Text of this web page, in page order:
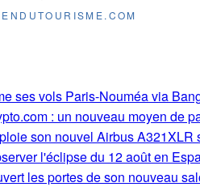
ses vols Paris-Nouméa via
: un nouveau moyen de
son nouvel Airbus A321XLR
l'éclipse du 12 août en
les portes de son nouveau